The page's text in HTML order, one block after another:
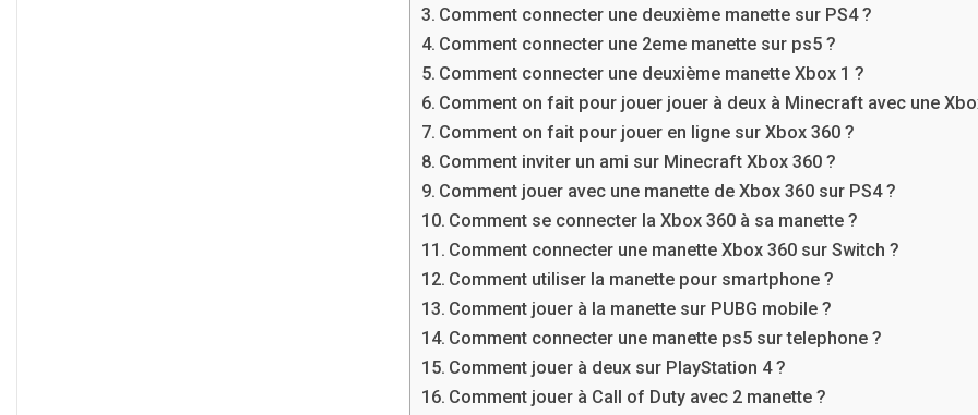
Comment connecter une deuxième manette sur PS4 ?
Comment connecter une 2eme manette sur ps5 ?
Comment connecter une deuxième manette Xbox 1 ?
Comment on fait pour jouer jouer à deux à Minecraft avec une
Comment on fait pour jouer en ligne sur Xbox 360 ?
Comment inviter un ami sur Minecraft Xbox 360 ?
Comment jouer avec une manette de Xbox 360 sur PS4 ?
Comment se connecter la Xbox 360 à sa manette ?
Comment connecter une manette Xbox 360 sur Switch ?
Comment utiliser la manette pour smartphone ?
Comment jouer à la manette sur PUBG mobile ?
Comment connecter une manette ps5 sur telephone ?
Comment jouer à deux sur PlayStation 4 ?
Comment jouer à Call of Duty avec 2 manette ?